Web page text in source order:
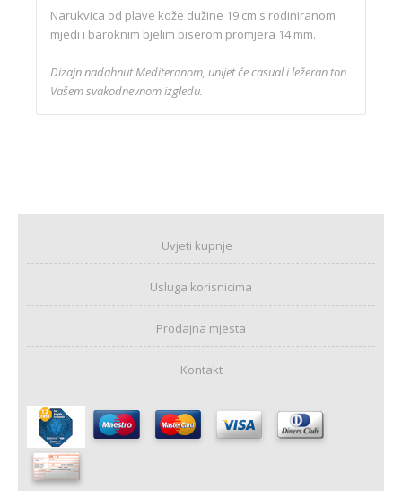
Narukvica od plave kože dužine 19 cm s rodiniranom
mjedi i baroknim bjelim biserom promjera 14 mm.
Dizajn nadahnut Mediteranom, unijet će casual i ležeran ton
Vašem svakodnevnom izgledu.
Uvjeti kupnje
Usluga korisnicima
Prodajna mjesta
Kontakt